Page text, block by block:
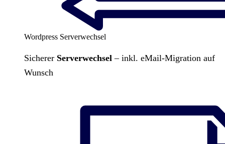
Wordpress Serverwechsel
Sicherer Serverwechsel – inkl. eMail-Migration auf
Wunsch